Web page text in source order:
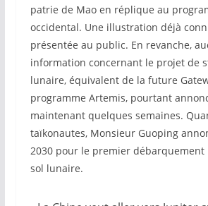
patrie de Mao en réplique au
occidental. Une illustration déjà
présentée au public. En revanche,
information concernant le projet de
lunaire, équivalent de la future
programme Artemis, pourtant
maintenant quelques semaines.
taïkonautes, Monsieur Guoping
2030 pour le premier
sol lunaire.